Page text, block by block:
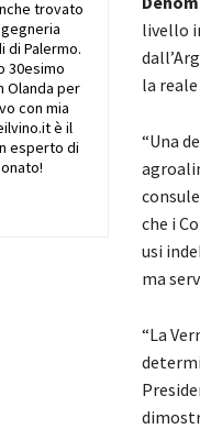
trovato
di Palermo.
30esimo
Olanda per
con mia
è il
esperto di
livello
la
“Una
che i
usi
ma
“La